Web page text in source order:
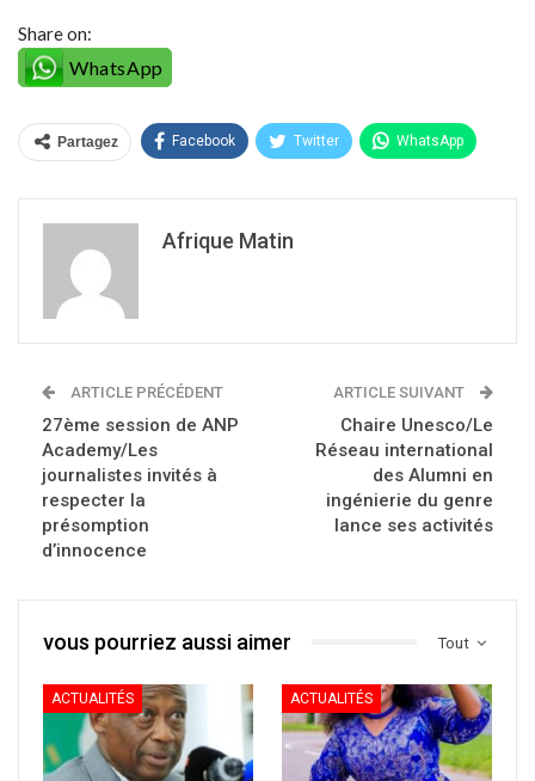
Share on:
WhatsApp
Partagez Facebook Twitter WhatsApp
Afrique Matin
ARTICLE PRÉCÉDENT
27ème session de ANP
Academy/Les
journalistes invités à
respecter la
présomption
d’innocence
ARTICLE SUIVANT
Chaire Unesco/Le
Réseau international
des Alumni en
ingénierie du genre
lance ses activités
Tout
vous pourriez aussi aimer
ACTUALITÉS ACTUALITÉS